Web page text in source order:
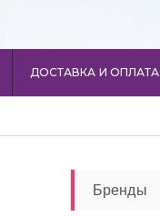
ДОСТАВКА И ОПЛАТА
Бренды